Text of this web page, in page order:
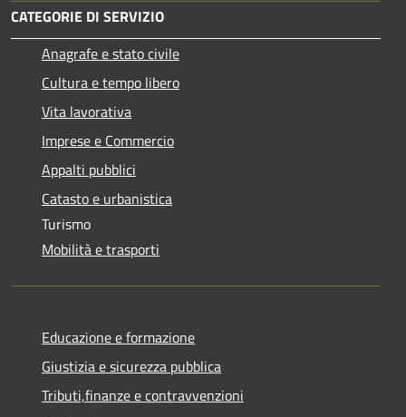
CATEGORIE DI SERVIZIO
Anagrafe e stato civile
Cultura e tempo libero
Vita lavorativa
Imprese e Commercio
Appalti pubblici
Catasto e urbanistica
Turismo
Mobilità e trasporti
Educazione e formazione
Giustizia e sicurezza pubblica
Tributi,finanze e contravvenzioni